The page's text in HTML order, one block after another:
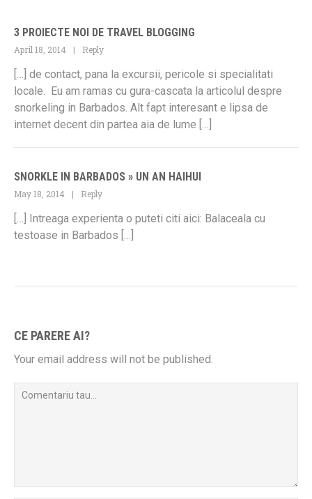
3 PROIECTE NOI DE TRAVEL BLOGGING
April 18, 2014 Reply
[…] de contact, pana la excursii, pericole si specialitati
locale. Eu am ramas cu gura-cascata la articolul despre
snorkeling in Barbados. Alt fapt interesant e lipsa de
internet decent din partea aia de lume […]
SNORKLE IN BARBADOS » UN AN HAIHUI
May 18, 2014 Reply
[…] Intreaga experienta o puteti citi aici: Balaceala cu
testoase in Barbados […]
CE PARERE AI?
Your email address will not be published.